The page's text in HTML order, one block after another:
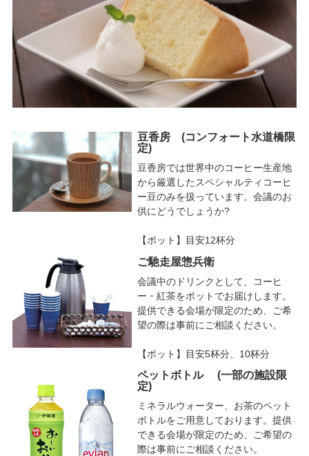
豆香房 (コンフォート水道橋限
定)
豆香房では世界中のコーヒー生産地
から厳選したスペシャルティコーヒ
ー豆のみを扱っています。会議のお
供にどうでしょうか?
【ポット】目安12杯分
ご馳走屋惣兵衛
会議中のドリンクとして、コーヒ
ー・紅茶をポットでお届けします。
提供できる会場が限定のため、ご希
望の際は事前にご相談ください。
【ポット】目安5杯分、10杯分
ペットボトル (一部の施設限
定)
ミネラルウォーター、お茶のペット
ボトルをご用意しております。提供
できる会場が限定のため、ご希望の
際は事前にご相談ください。